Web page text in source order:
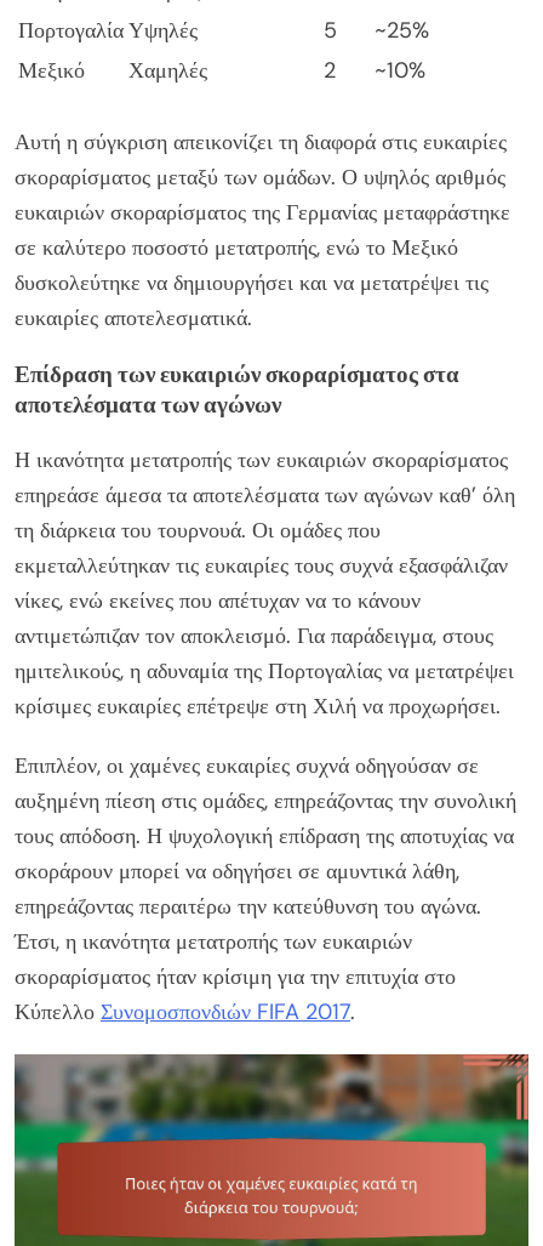
ΠορτογαλίαΥψηλές 5
~25%
Μεξικό
Χαμηλές 2 ~10%
Αυτή η σύγκριση απεικονίζει τη διαφορά στις ευκαιρίες
σκοραρίσματος μεταξύ των ομάδων. Ο υψηλός αριθμός
ευκαιριών σκοραρίσματος της Γερμανίας μεταφράστηκε
σε καλύτερο ποσοστό μετατροπής, ενώ το Μεξικό
δυσκολεύτηκε να δημιουργήσει και να μετατρέψει τις
ευκαιρίες αποτελεσματικά.
Επίδραση των ευκαιριών σκοραρίσματος στα
αποτελέσματα των αγώνων
Η ικανότητα μετατροπής των ευκαιριών σκοραρίσματος
επηρεάσε άμεσα τα αποτελέσματα των αγώνων καθ’ όλη
τη διάρκεια του τουρνουά. Οι ομάδες που
εκμεταλλεύτηκαν τις ευκαιρίες τους συχνά εξασφάλιζαν
νίκες, ενώ εκείνες που απέτυχαν να το κάνουν
αντιμετώπιζαν τον αποκλεισμό. Για παράδειγμα, στους
ημιτελικούς, η αδυναμία της Πορτογαλίας να μετατρέψει
κρίσιμες ευκαιρίες επέτρεψε στη Χιλή να προχωρήσει.
Επιπλέον, οι χαμένες ευκαιρίες συχνά οδηγούσαν σε
αυξημένη πίεση στις ομάδες, επηρεάζοντας την συνολική
τους απόδοση. Η ψυχολογική επίδραση της αποτυχίας να
σκοράρουν μπορεί να οδηγήσει σε αμυντικά λάθη,
επηρεάζοντας περαιτέρω την κατεύθυνση του αγώνα.
Έτσι, η ικανότητα μετατροπής των ευκαιριών
σκοραρίσματος ήταν κρίσιμη για την επιτυχία στο
Κύπελλο Συνομοσπονδιών FIFA 2017.